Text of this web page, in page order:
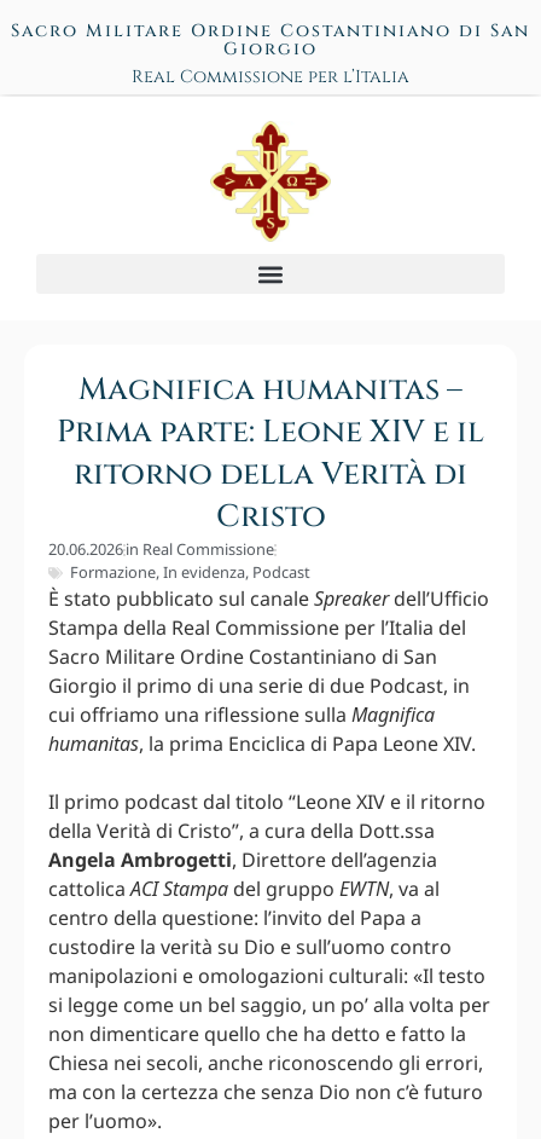
Sacro Militare Ordine Costantiniano di San
Giorgio
Real Commissione per l’Italia
Magnifica humanitas –
Prima parte: Leone XIV e il
ritorno della Verità di
Cristo
20.06.2026in Real Commissione
Formazione,In evidenza, Podcast
È stato pubblicato sul canaleSpreakerdell’Ufficio
Stampa della Real Commissione per l’Italia del
Sacro Militare Ordine Costantiniano di San
Giorgio il primo di una serie di due Podcast, in
cui offriamo una riflessione sulla Magnifica
humanitas, la prima Enciclica di Papa Leone XIV.
Il primo podcast dal titolo “Leone XIV e il ritorno
della Verità di Cristo”, a cura della Dott.ssa
Angela Ambrogetti, Direttore dell’agenzia
cattolicaACI Stampa del gruppo EWTN, va al
centro della questione: l’invito del Papa a
custodire la verità su Dio e sull’uomo contro
manipolazioni e omologazioni culturali: «Il testo
si legge come un bel saggio, un po’ alla volta per
non dimenticare quello che ha detto e fatto la
Chiesa nei secoli, anche riconoscendo gli errori,
ma con la certezza che senza Dio non c’è futuro
per l’uomo».